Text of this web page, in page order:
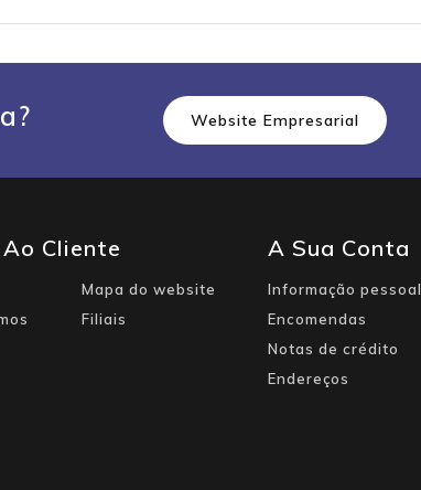
Website Empresarial
Cliente
Mapa do website
Filiais
A Sua Conta
Informação pessoal
Encomendas
Notas de crédito
Endereços